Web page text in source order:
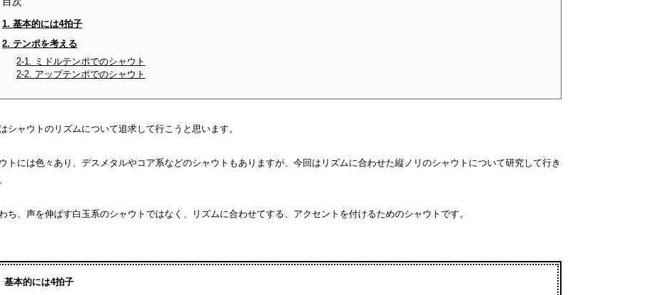
1. 基本的には4拍子
2. テンポを考える
2-1. ミドルテンポでのシャウト
2-2. アップテンポでのシャウト
シャウトのリズムについて追求して行こうと思います。
トには色々あり、デスメタルやコア系などのシャウトもありますが、今回はリズムに合わせた縦ノリのシャウトについて研究して行き
ち、声を伸ばす白玉系のシャウトではなく、リズムに合わせてする、アクセントを付けるためのシャウトです。
基本的には4拍子